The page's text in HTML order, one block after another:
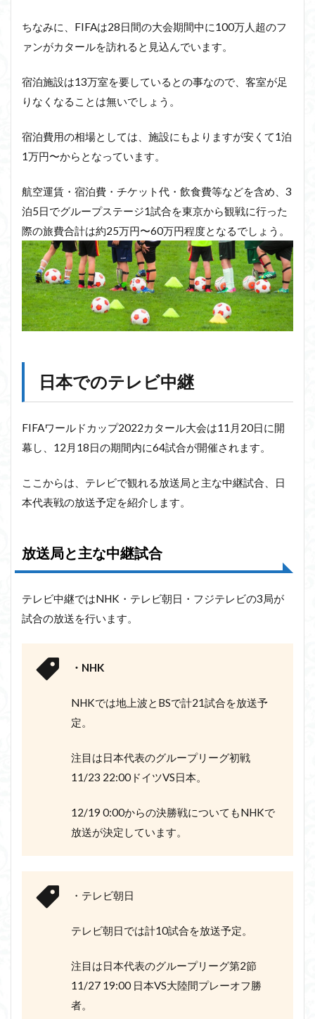
ちなみに、FIFAは28日間の大会期間中に100万人超のフ
ァンがカタールを訪れると見込んでいます。
宿泊施設は13万室を要しているとの事なので、客室が足
りなくなることは無いでしょう。
宿泊費用の相場としては、施設にもよりますが安くて1泊
1万円〜からとなっています。
航空運賃・宿泊費・チケット代・飲食費等などを含め、3
泊5日でグループステージ1試合を東京から観戦に行った
際の旅費合計は約25万円〜60万円程度となるでしょう。
日本でのテレビ中継
FIFAワールドカップ2022カタール大会は11月20日に開
幕し、12月18日の期間内に64試合が開催されます。
ここからは、テレビで観れる放送局と主な中継試合、日
本代表戦の放送予定を紹介します。
放送局と主な中継試合
テレビ中継ではNHK・テレビ朝日・フジテレビの3局が
試合の放送を行います。
・NHK
NHKでは地上波とBSで計21試合を放送予
定。
注目は日本代表のグループリーグ初戦
11/23 22:00ドイツVS日本。
12/19 0:00からの決勝戦についてもNHKで
放送が決定しています。
・テレビ朝日
テレビ朝日では計10試合を放送予定。
注目は日本代表のグループリーグ第2節
11/27 19:00 日本VS大陸間プレーオフ勝
者。